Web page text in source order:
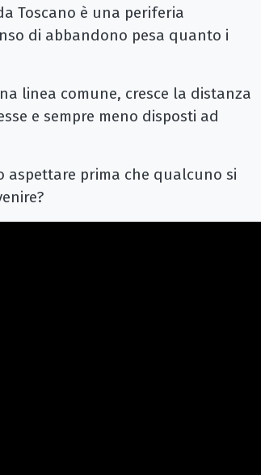
Toscano è una periferia
di abbandono pesa quanto i
linea comune, cresce la distanza
e sempre meno disposti ad
aspettare prima che qualcuno si